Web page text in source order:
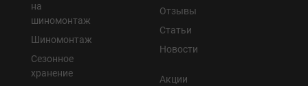
на
шиномонтаж
Шиномонтаж
Сезонное
хранение
Отзывы
Статьи
Новости
Акции